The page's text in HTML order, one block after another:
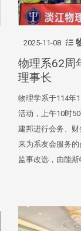
2025-11-08
物理系62周
理事长
物理学系于114年
活动，上午10时
建邦进行会务、
来为系友会服务
监事改选，由能斯